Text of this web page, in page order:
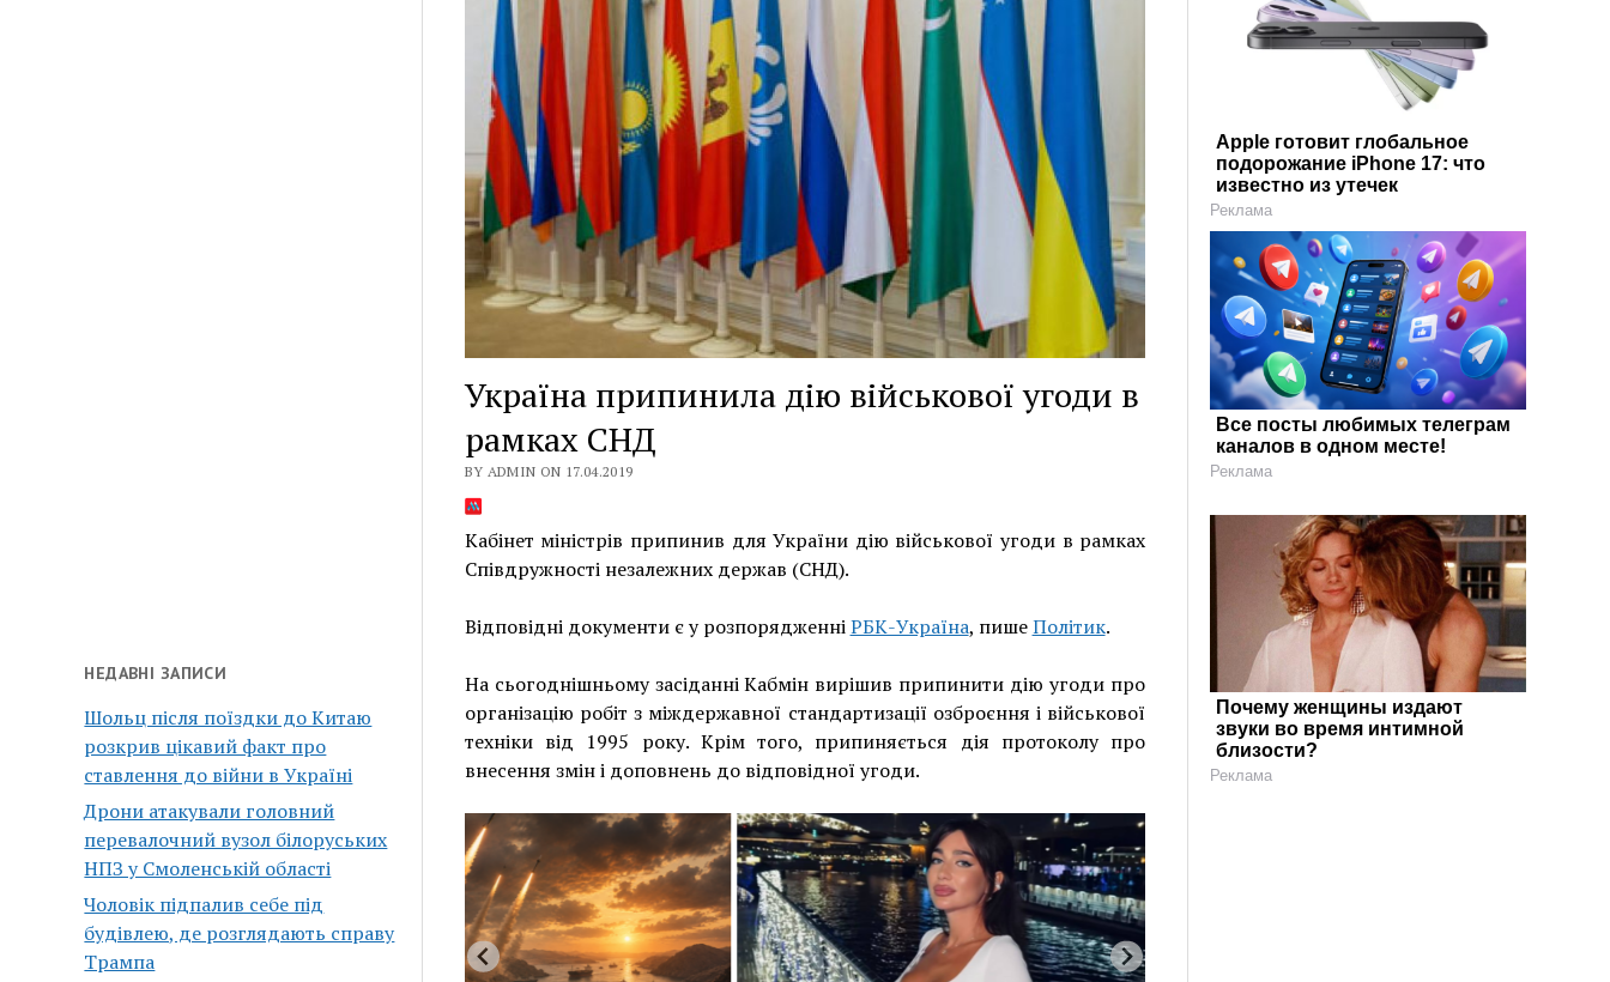
НЕДАВНІ ЗАПИСИ
Шольц після поїздки до Китаю
розкрив цікавий факт про
ставлення до війни в Україні
Дрони атакували головний
перевалочний вузол білоруських
НПЗ у Смоленській області
Чоловік підпалив себе під
будівлею, де розглядають справу
Трампа
Україна припинила дію військової угоди в
рамках СНД
BY ADMIN ON 17.04.2019
Кабінет міністрів припинив для України дію військової угоди в рамках
Співдружності незалежних держав (СНД).
Відповідні документи є у розпорядженніРБК-Україна, пишеПолітик.
На сьогоднішньому засіданні Кабмін вирішив припинити дію угоди про
організацію робіт з міждержавної стандартизації озброєння і військової
техніки від 1995 року. Крім того, припиняється дія протоколу про
внесення змін і доповнень до відповідної угоди.
Apple готовит глобальное
подорожание iPhone 17: что
известно из утечек
Реклама
Все посты любимых телеграм
каналов в одном месте!
Реклама
Почему женщины издают
звуки во время интимной
близости?
Реклама